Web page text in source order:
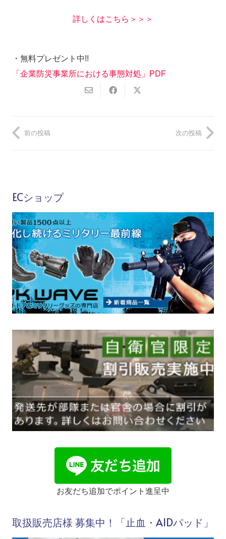
詳しくはこちら＞＞＞
・無料プレゼント中!!
「企業防災事業所における事態対処」PDF
前の投稿 次の投稿
ECショップ
お友だち追加でポイント進呈中
取扱販売店様 募集中！「止血・AIDパッド」